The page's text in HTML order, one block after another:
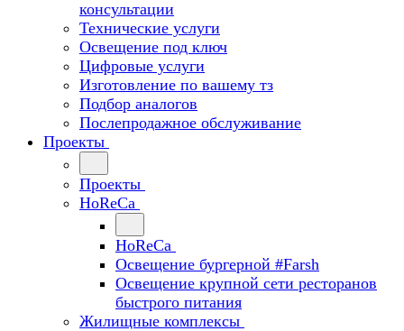
консультации
Технические услуги
Освещение под ключ
Цифровые услуги
Изготовление по вашему тз
Подбор аналогов
Послепродажное обслуживание
Проекты
Проекты
HoReCa
HoReCa
Освещение бургерной #Farsh
Освещение крупной сети ресторанов
быстрого питания
Жилищные комплексы